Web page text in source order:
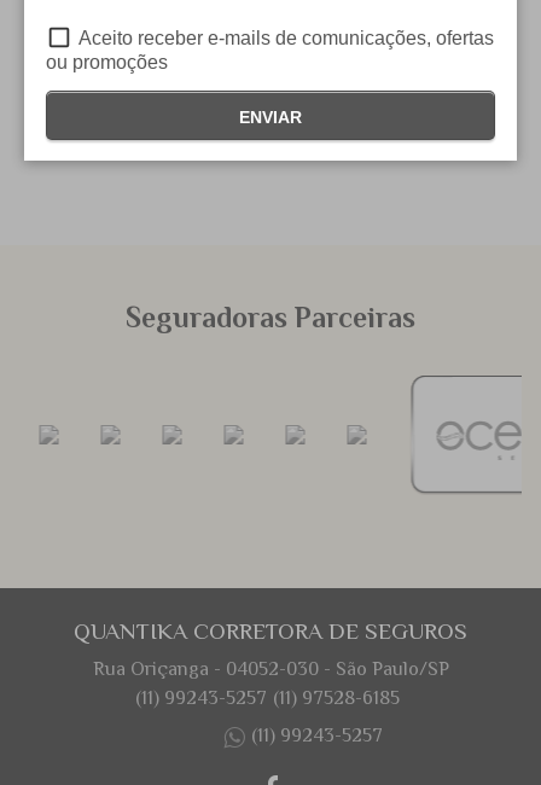
Seguradoras Parceiras
QUANTIKA CORRETORA DE SEGUROS
Rua Oriçanga - 04052-030 - São Paulo/SP
(11) 99243-5257 (11) 97528-6185
(11) 99243-5257
Aceito receber e-mails de comunicações, ofertas
ou promoções
ENVIAR